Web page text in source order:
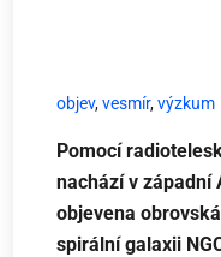
objev,vesmír,výzkum
Pomocí
nachází v západní
objevena
spirální galaxii